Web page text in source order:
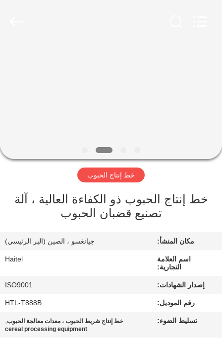
عنا
في
مراقبة
الجودة
خط إنتاج الحبوب
خط إنتاج الحبوب ذو الكفاءة العالية ، آلة
تصنيع قضبان الحبوب
مكان المنشأ: جيانغسو ، الصين (البر الرئيسي)
اسم العلامة
التجارية:
Haitel
إصدار الشهادات: ISO9001
رقم الموديل: HTL-T888B
تسليط الضوء: خط إنتاج شريط الحبوب ، معدات معالجة الحبوب,
cereal processing equipment